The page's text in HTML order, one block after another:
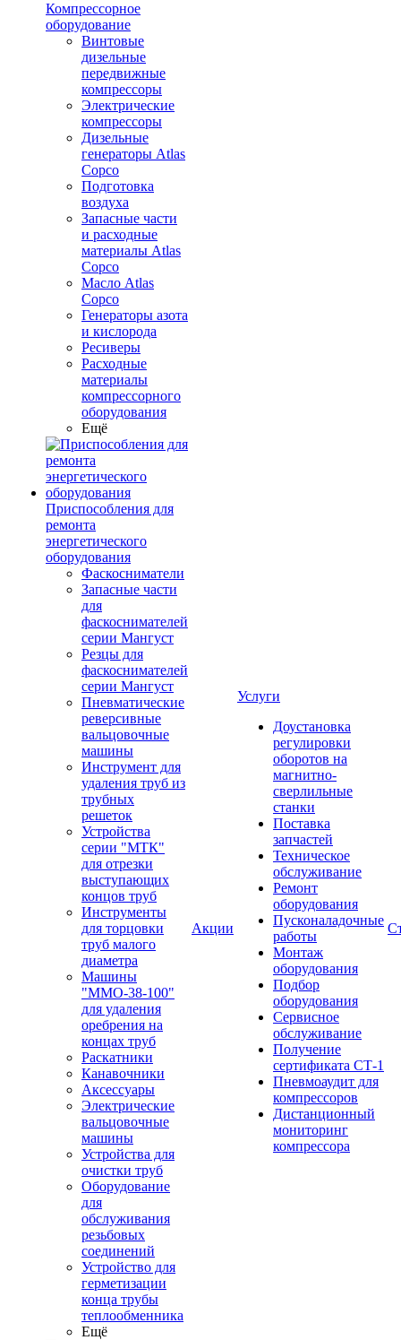
Компрессорное
оборудование
Винтовые
дизельные
передвижные
компрессоры
Электрические
компрессоры
Дизельные
генераторы Atlas
Copco
Подготовка
воздуха
Запасные части
и расходные
материалы Atlas
Copco
Масло Atlas
Copco
Генераторы азота
и кислорода
Ресиверы
Расходные
материалы
компрессорного
оборудования
Ещё
Приспособления для
ремонта
энергетического
оборудования
Фаскосниматели
Запасные части
для
фаскоснимателей
серии Мангуст
Резцы для
фаскоснимателей
серии Мангуст
Пневматические
реверсивные
вальцовочные
машины
Инструмент для
удаления труб из
трубных
решеток
Устройства
серии "МТК"
для отрезки
выступающих
концов труб
Инструменты
для торцовки
труб малого
диаметра
Машины
"ММО-38-100"
для удаления
оребрения на
концах труб
Раскатники
Канавочники
Аксессуары
Электрические
вальцовочные
машины
Устройства для
очистки труб
Оборудование
для
обслуживания
резьбовых
соединений
Устройство для
герметизации
конца трубы
теплообменника
Ещё
Акции
Услуги
Доустановка
регулировки
оборотов на
магнитно-
сверлильные
станки
Поставка
запчастей
Техническое
обслуживание
Ремонт
оборудования
Пусконаладочные
работы
Монтаж
оборудования
Подбор
оборудования
Сервисное
обслуживание
Получение
сертификата СТ-1
Пневмоаудит для
компрессоров
Дистанционный
мониторинг
компрессора